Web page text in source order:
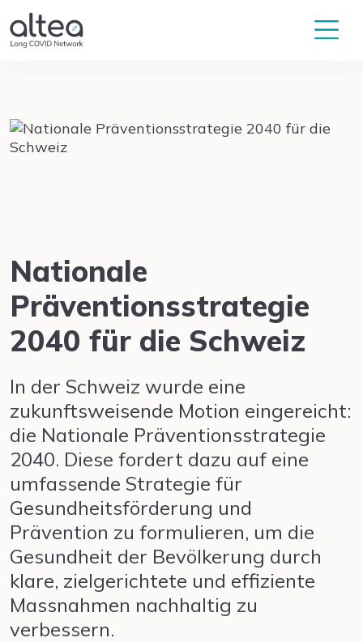
Nationale
Präventionsstrategie
2040 für die Schweiz
In der Schweiz wurde eine
zukunftsweisende Motion eingereicht:
die Nationale Präventionsstrategie
2040. Diese fordert dazu auf eine
umfassende Strategie für
Gesundheitsförderung und
Prävention zu formulieren, um die
Gesundheit der Bevölkerung durch
klare, zielgerichtete und effiziente
Massnahmen nachhaltig zu
verbessern.